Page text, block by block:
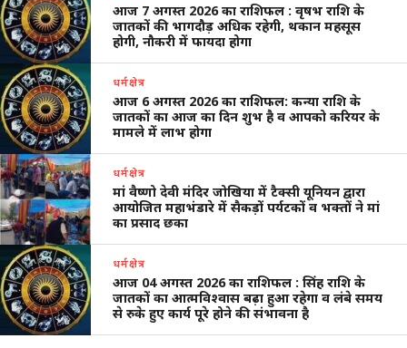
आज 7 अगस्त 2026 का राशिफल : वृषभ राशि के
जातकों की भागदौड़ अधिक रहेगी, थकान महसूस
होगी, नौकरी में फायदा होगा
धर्मक्षेत्र
आज 6 अगस्त 2026 का राशिफल: कन्या राशि के
जातकों का आज का दिन शुभ है व आपको करियर के
मामले में लाभ होगा
धर्मक्षेत्र
मां वैष्णो देवी मंदिर जोखिया में टैक्सी यूनियन द्वारा
आयोजित महाभंडारे में सैकड़ों पर्यटकों व भक्तों ने मां
का प्रसाद छका
धर्मक्षेत्र
आज 04 अगस्त 2026 का राशिफल : सिंह राशि के
जातकों का आत्मविश्वास बढ़ा हुआ रहेगा व लंबे समय
से रुके हुए कार्य पूरे होने की संभावना है